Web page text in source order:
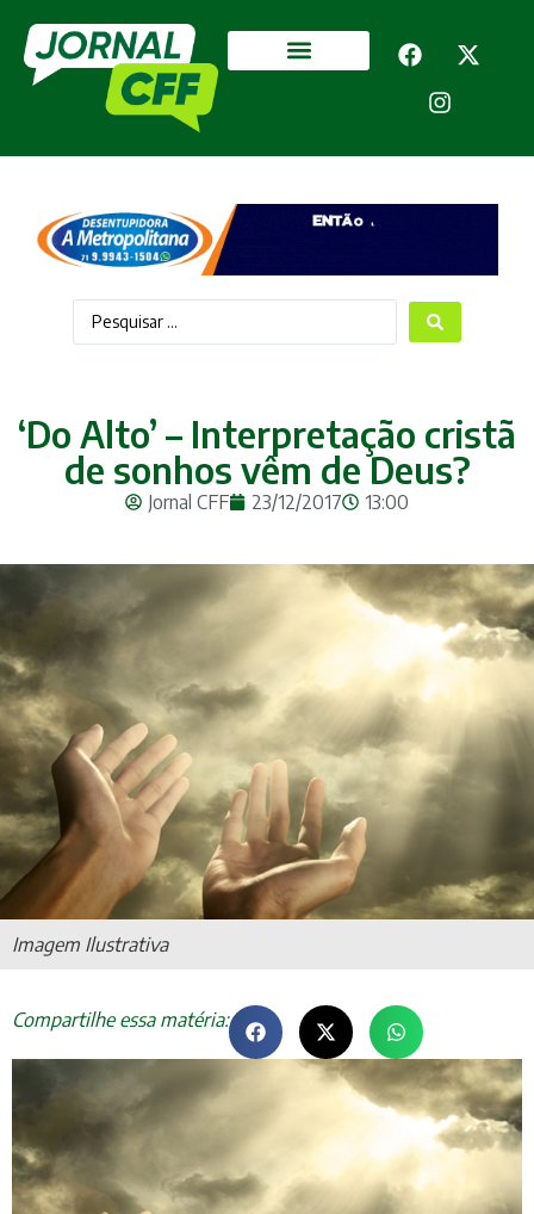
‘Do Alto’ – Interpretação cristã
de sonhos vêm de Deus?
Jornal CFF 23/12/2017 13:00
Imagem Ilustrativa
Compartilhe essa matéria: